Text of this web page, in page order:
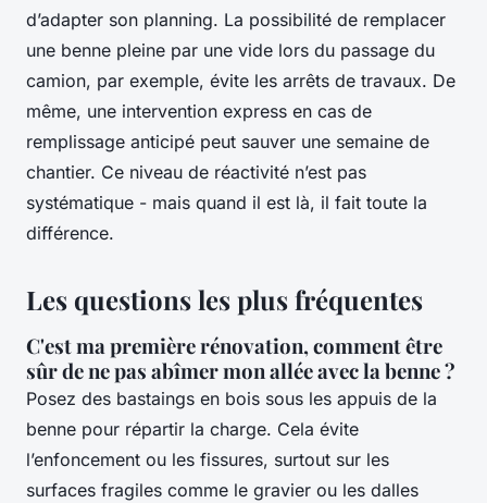
d’adapter son planning. La possibilité de remplacer
une benne pleine par une vide lors du passage du
camion, par exemple, évite les arrêts de travaux. De
même, une intervention express en cas de
remplissage anticipé peut sauver une semaine de
chantier. Ce niveau de réactivité n’est pas
systématique - mais quand il est là, il fait toute la
différence.
Les questions les plus fréquentes
C'est ma première rénovation, comment être
sûr de ne pas abîmer mon allée avec la benne ?
Posez des bastaings en bois sous les appuis de la
benne pour répartir la charge. Cela évite
l’enfoncement ou les fissures, surtout sur les
surfaces fragiles comme le gravier ou les dalles